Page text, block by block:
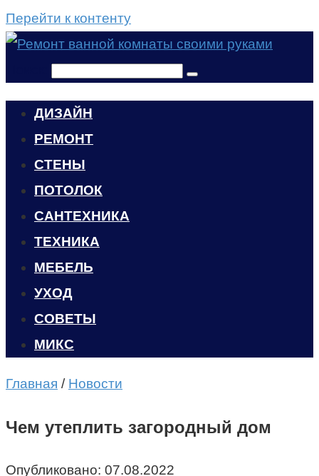
Перейти к контенту
ДИЗАЙН
РЕМОНТ
СТЕНЫ
ПОТОЛОК
САНТЕХНИКА
ТЕХНИКА
МЕБЕЛЬ
УХОД
CОВЕТЫ
МИКС
Главная / Новости
Чем утеплить загородный дом
Опубликовано: 07.08.2022